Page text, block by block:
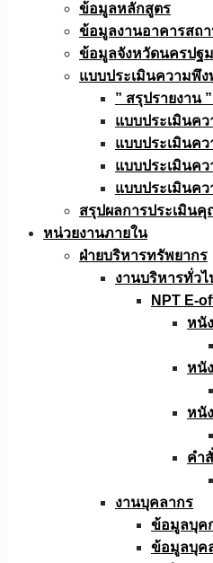
ข้อมูลหลักสูตร
ข้อมูลงานอาคารสถ
ข้อมูลจังหวัดนครปฐม
แบบประเมินความพึ
” สรุปรายงาน
แบบประเมินค
แบบประเมินค
แบบประเมินค
แบบประเมินค
สรุปผลการประเมินคุ
หน่วยงานภายใน
ฝ่ายบริหารทรัพยากร
งานบริหารทั่วไ
NPT E-
หนั
หนั
หนั
คำ
งานบุคลากร
ข้อมูลบุค
ข้อมูลบุค